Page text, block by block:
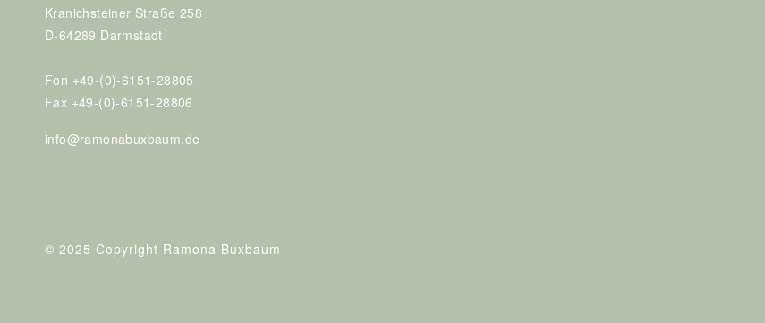
Kranichsteiner Straße 258
D-64289 Darmstadt
Fon +49-(0)-6151-28805
Fax +49-(0)-6151-28806
info@ramonabuxbaum.de
© 2025 Copyright Ramona Buxbaum